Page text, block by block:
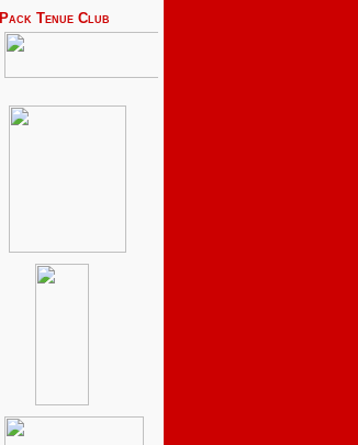
Pack Tenue Club